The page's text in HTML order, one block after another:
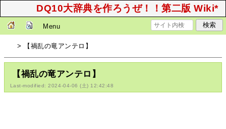
DQ10大辞典を作ろうぜ！！第二版 Wiki*
Menu
> 【禍乱の竜アンテロ】
【禍乱の竜アンテロ】
Last-modified: 2024-04-06 (土) 12:42:48